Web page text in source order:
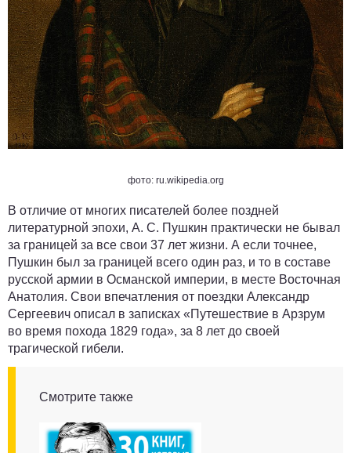
фото: ru.wikipedia.org
В отличие от многих писателей более поздней
литературной эпохи, А. С. Пушкин практически не бывал
за границей за все свои 37 лет жизни. А если точнее,
Пушкин был за границей всего один раз, и то в составе
русской армии в Османской империи, в месте Восточная
Анатолия. Свои впечатления от поездки Александр
Сергеевич описал в записках «Путешествие в Арзрум
во время похода 1829 года», за 8 лет до своей
трагической гибели.
Смотрите также